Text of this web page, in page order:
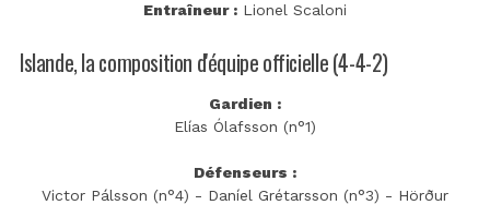
Entraîneur : Lionel Scaloni
Islande, la composition d'équipe officielle (4-4-2)
Gardien :
Elías Ólafsson (n°1)
Défenseurs :
Victor Pálsson (n°4) - Daníel Grétarsson (n°3) - Hörður